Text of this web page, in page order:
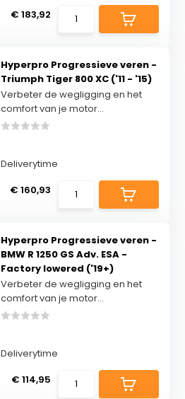
€ 183,92
Hyperpro Progressieve veren -
Triumph Tiger 800 XC ('11 - '15)
Verbeter de wegligging en het
comfort van je motor...
Deliverytime
€ 160,93
Hyperpro Progressieve veren -
BMW R 1250 GS Adv. ESA -
Factory lowered ('19+)
Verbeter de wegligging en het
comfort van je motor...
Deliverytime
€ 114,95